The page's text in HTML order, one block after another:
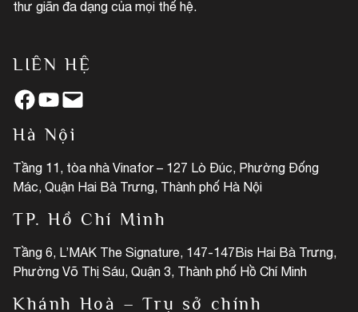
thư giãn đa dạng của mọi thế hệ.
LIÊN HỆ
Facebook YouTube Mail
Hà Nội
Tầng 11, tòa nhà Vinafor – 127 Lò Đúc, Phường Đống
Mác, Quận Hai Bà Trưng, Thành phố Hà Nội
TP. Hồ Chí Minh
Tầng 6, L’MAK The Signature, 147-147Bis Hai Bà Trưng,
Phường Võ Thị Sáu, Quận 3, Thành phố Hồ Chí Minh
Khánh Hoà – Trụ sở chính